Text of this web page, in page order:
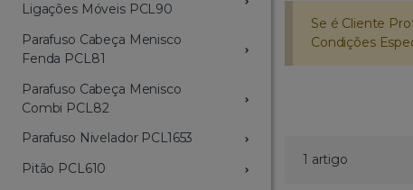
Ligações Móveis PCL90
Parafuso Cabeça Menisco
Fenda PCL81
Parafuso Cabeça Menisco
Combi PCL82
Parafuso Nivelador PCL1653
Pitão PCL610
Se é Cliente
Condições
1 artigo